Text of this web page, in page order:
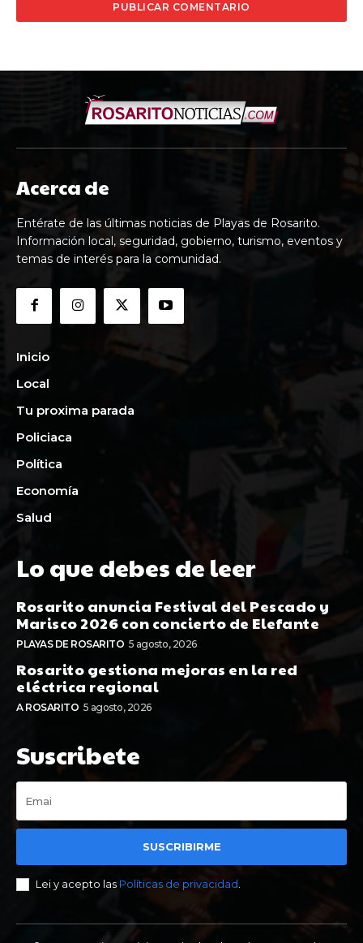
Acerca de
Entérate de las últimas noticias de Playas de Rosarito.
Información local, seguridad, gobierno, turismo, eventos y
temas de interés para la comunidad.
Inicio
Local
Tu proxima parada
Policiaca
Política
Economía
Salud
Lo que debes de leer
Rosarito anuncia Festival del Pescado y
Marisco 2026 con concierto de Elefante
PLAYAS DE ROSARITO 5 agosto, 2026
Rosarito gestiona mejoras en la red
eléctrica regional
A ROSARITO 5 agosto, 2026
Suscribete
SUSCRIBIRME
Lei y acepto las Políticas de privacidad